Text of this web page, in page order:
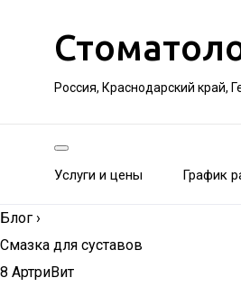
Россия, Краснодарский край,
Услуги и цены График
Блог ›
Смазка для суставов
8 АртриВит